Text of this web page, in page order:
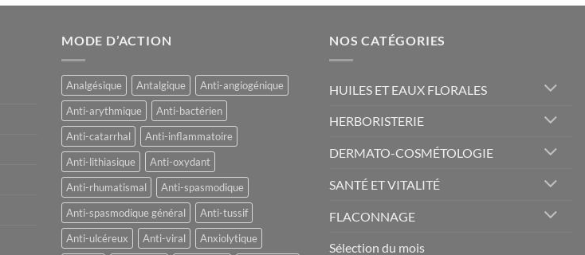
MODE D’ACTION
Analgésique Antalgique
Anti-angiogénique
Anti-arythmique
Anti-bactérien
Anti-catarrhal
Anti-inflammatoire
Anti-lithiasique
Anti-oxydant
Anti-rhumatismal
Anti-spasmodique
Anti-spasmodique général
Anti-tussif
Anti-ulcéreux
Anti-viral Anxiolytique
NOS CATÉGORIES
HUILES ET EAUX FLORALES
HERBORISTERIE
DERMATO-COSMÉTOLOGIE
SANTÉ ET VITALITÉ
FLACONNAGE
Sélection du mois